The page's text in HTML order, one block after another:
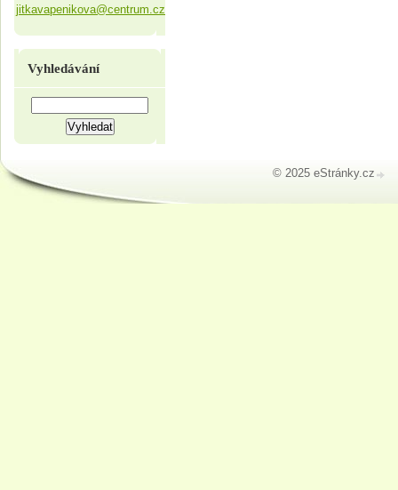
jitkavapenikova@centrum.cz
Vyhledávání
© 2025 eStránky.cz